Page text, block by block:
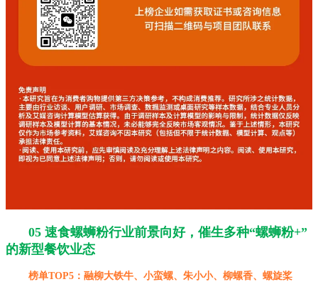
05 速食螺蛳粉行业前景向好，催生多种“螺蛳粉+”
的新型餐饮业态
榜单TOP5：融柳大铁牛、小蛮螺、朱小小、柳螺香、螺旋桨